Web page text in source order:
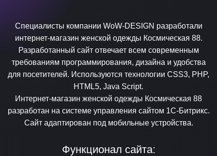
Специалисты компании WoW-DESIGN разработали
интернет-магазин женской одежды Космическая 88.
Разработанный сайт отвечает всем современным
требованиям программирования, дизайна и удобства
для посетителей. Используются технологии CSS3, PHP,
HTML5, Java Script.
Интернет-магазин женской одежды Космическая 88
разработан на системе управления сайтом 1С-Битрикс.
Сайт адаптирован под мобильные устройства.
Функционал сайта: